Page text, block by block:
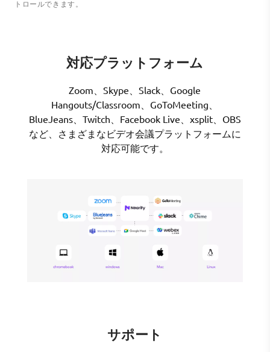
トロールできます。
対応プラットフォーム
Zoom、Skype、Slack、Google
Hangouts/Classroom、GoToMeeting、
BlueJeans、Twitch、Facebook Live、xsplit、OBS
など、さまざまなビデオ会議プラットフォームに
対応可能です。
サポート